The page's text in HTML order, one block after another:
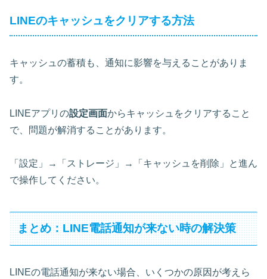
LINEのキャッシュをクリアする方法
キャッシュの蓄積も、通知に影響を与えることがありま
す。
LINEアプリの設定画面からキャッシュをクリアすること
で、問題が解消することがあります。
「設定」→「ストレージ」→「キャッシュを削除」と進ん
で操作してください。
まとめ：LINE電話通知が来ない時の解決策
LINEの電話通知が来ない場合、いくつかの原因が考えら